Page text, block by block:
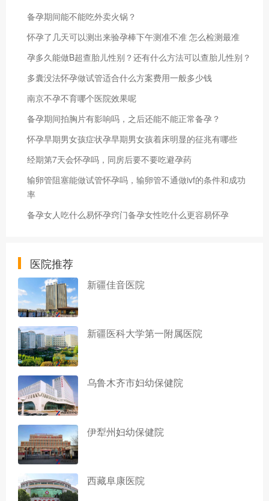
备孕期间能不能吃外卖火锅？
怀孕了几天可以测出来验孕棒下午测准不准 怎么检测最准
孕多久能做B超查胎儿性别？还有什么方法可以查胎儿性别？
多囊没法怀孕做试管适合什么方案费用一般多少钱
南京不孕不育哪个医院效果呢
备孕期间拍胸片有影响吗，之后还能不能正常备孕？
怀孕早期男女孩症状孕早期男女孩着床明显的征兆有哪些
经期第7天会怀孕吗，同房后要不要吃避孕药
输卵管阻塞能做试管怀孕吗，输卵管不通做ivf的条件和成功
率
备孕女人吃什么易怀孕窍门备孕女性吃什么更容易怀孕
医院推荐
新疆佳音医院
新疆医科大学第一附属医院
乌鲁木齐市妇幼保健院
伊犁州妇幼保健院
西藏阜康医院